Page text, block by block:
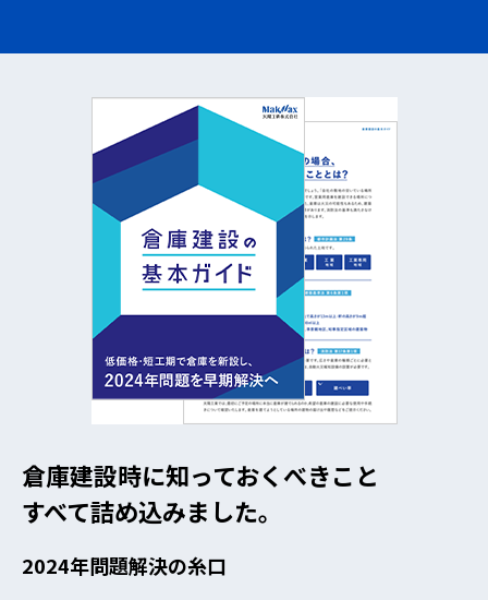
倉庫建設時に知っておくべきこと
すべて詰め込みました。
2024年問題解決の糸口